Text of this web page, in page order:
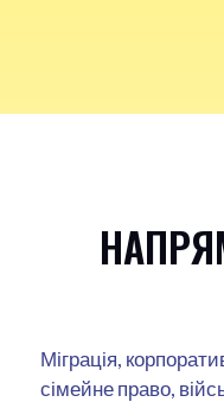
Міграція,
сімейне право,